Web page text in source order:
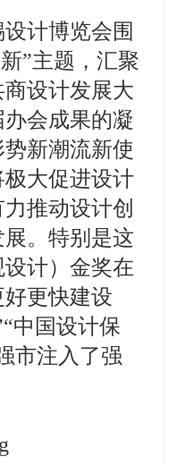
计博览会围
”主题，汇聚
设计发展大
会成果的凝
新潮流新使
大促进设计
推动设计创
。特别是这
计）金奖在
更快建设
中国设计保
市注入了强